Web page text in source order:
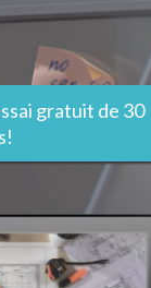
gratuit de 30